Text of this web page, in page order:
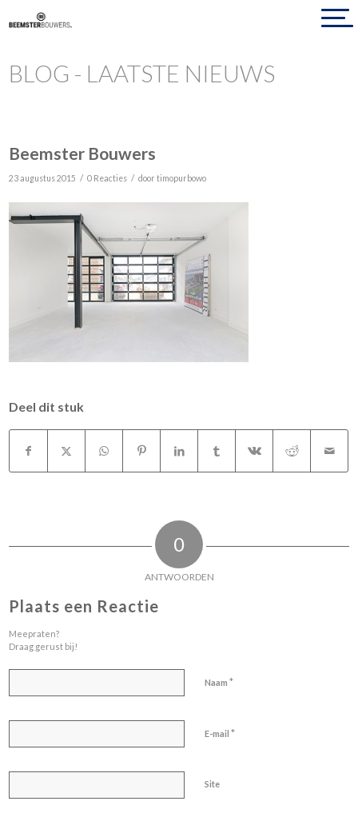
BLOG - LAATSTE NIEUWS
Beemster Bouwers
23 augustus 2015 / 0 Reacties / doortimopurbowo
Deel dit stuk
0
ANTWOORDEN
Plaats een Reactie
Meepraten?
Draag gerust bij!
Naam*
E-mail*
Site